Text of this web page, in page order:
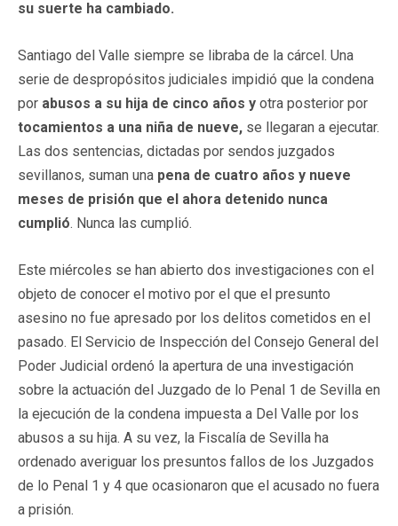
su suerte ha cambiado.
Santiago del Valle siempre se libraba de la cárcel. Una
serie de despropósitos judiciales impidió que la condena
por abusos a su hija de cinco años y otra posterior por
tocamientos a una niña de nueve, se llegaran a ejecutar.
Las dos sentencias, dictadas por sendos juzgados
sevillanos, suman una pena de cuatro años y nueve
meses de prisión que el ahora detenido nunca
cumplió. Nunca las cumplió.
Este miércoles se han abierto dos investigaciones con el
objeto de conocer el motivo por el que el presunto
asesino no fue apresado por los delitos cometidos en el
pasado. El Servicio de Inspección del Consejo General del
Poder Judicial ordenó la apertura de una investigación
sobre la actuación del Juzgado de lo Penal 1 de Sevilla en
la ejecución de la condena impuesta a Del Valle por los
abusos a su hija. A su vez, la Fiscalía de Sevilla ha
ordenado averiguar los presuntos fallos de los Juzgados
de lo Penal 1 y 4 que ocasionaron que el acusado no fuera
a prisión.